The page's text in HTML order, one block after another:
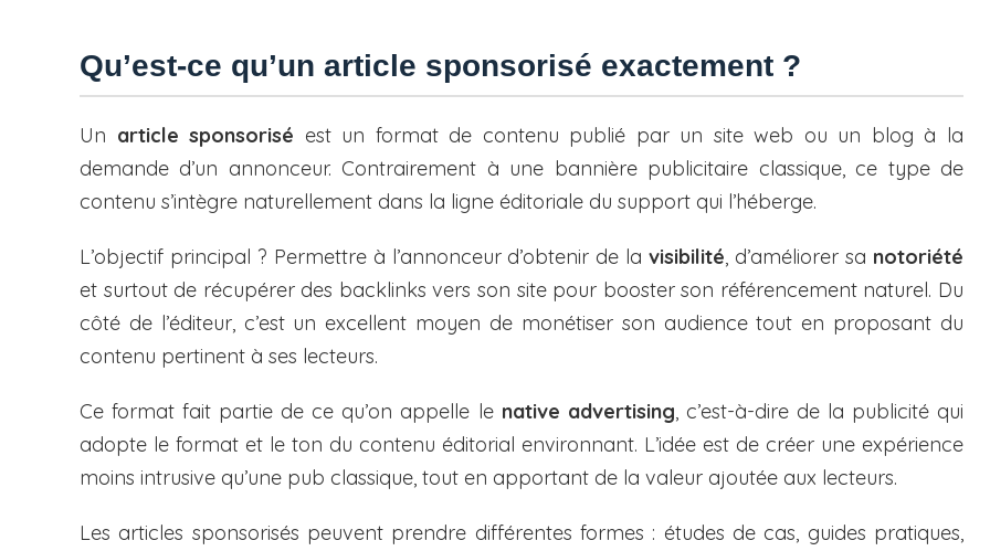
Qu’est-ce qu’un article sponsorisé exactement ?
Un article sponsorisé est un format de contenu publié par un site web ou un blog à la
demande d’un annonceur. Contrairement à une bannière publicitaire classique, ce type de
contenu s’intègre naturellement dans la ligne éditoriale du support qui l’héberge.
L’objectif principal ? Permettre à l’annonceur d’obtenir de lavisibilité, d’améliorer sa notoriété
et surtout de récupérer des backlinks vers son site pour booster son référencement naturel. Du
côté de l’éditeur, c’est un excellent moyen de monétiser son audience tout en proposant du
contenu pertinent à ses lecteurs.
Ce format fait partie de ce qu’on appelle le native advertising, c’est-à-dire de la publicité qui
adopte le format et le ton du contenu éditorial environnant. L’idée est de créer une expérience
moins intrusive qu’une pub classique, tout en apportant de la valeur ajoutée aux lecteurs.
Les articles sponsorisés peuvent prendre différentes formes : études de cas, guides pratiques,